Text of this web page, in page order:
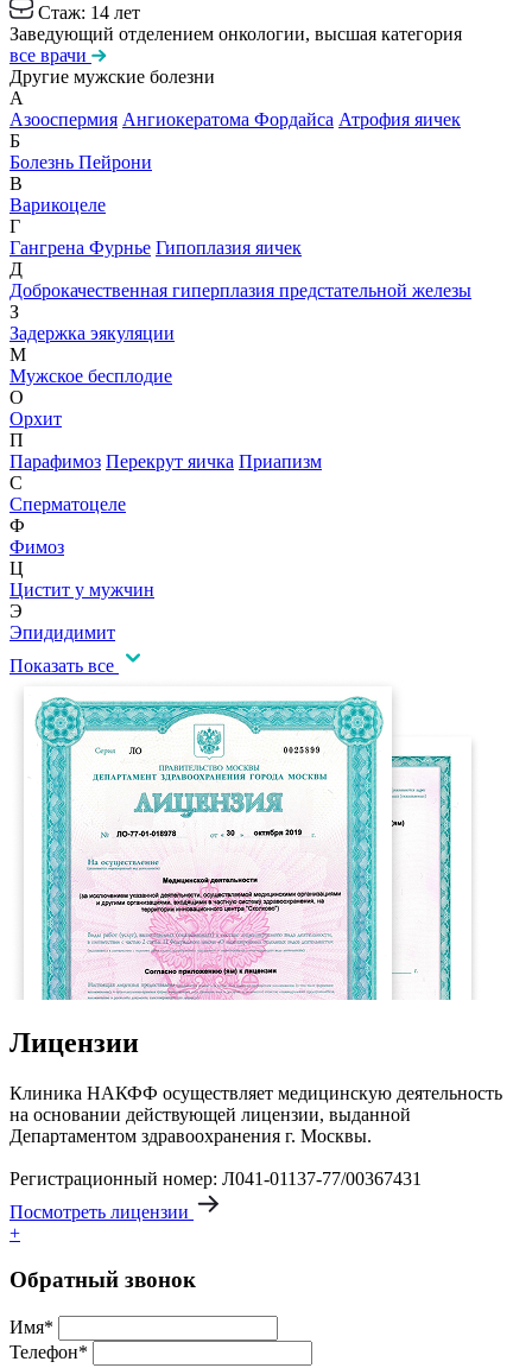
Стаж: 14 лет
Заведующий отделением онкологии, высшая категория
все врачи
Другие мужские болезни
А
Азооспермия Ангиокератома Фордайса Атрофия яичек
Б
Болезнь Пейрони
В
Варикоцеле
Г
Гангрена Фурнье Гипоплазия яичек
Д
Доброкачественная гиперплазия предстательной железы
З
Задержка эякуляции
М
Мужское бесплодие
О
Орхит
П
Парафимоз Перекрут яичка Приапизм
С
Сперматоцеле
Ф
Фимоз
Ц
Цистит у мужчин
Э
Эпидидимит
Показать все
Лицензии
Клиника НАКФФ осуществляет медицинскую деятельность
на основании действующей лицензии, выданной
Департаментом здравоохранения г. Москвы.
Регистрационный номер: Л041-01137-77/00367431
Посмотреть лицензии
+
Обратный звонок
Имя*
Телефон*